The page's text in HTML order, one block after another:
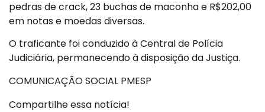
pedras de crack, 23 buchas de maconha e R$202,00
em notas e moedas diversas.
O traficante foi conduzido à Central de Polícia
Judiciária, permanecendo à disposição da Justiça.
COMUNICAÇÃO SOCIAL PMESP
Compartilhe essa notícia!